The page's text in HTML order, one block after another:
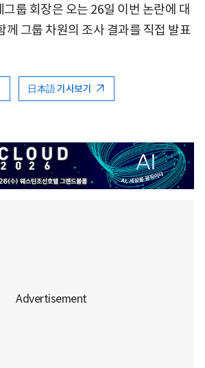
룹 회장은 오는 26일 이번 논란에 대
께 그룹 차원의 조사 결과를 직접 발표
日本語 기사보기